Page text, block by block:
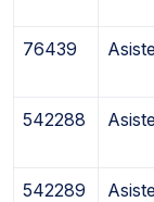
76439
542288
542289